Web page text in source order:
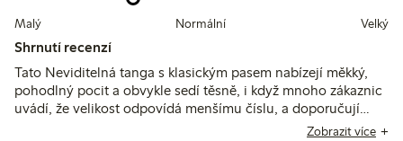
Malý Normální Velký
Shrnutí recenzí
Tato Neviditelná tanga s klasickým pasem nabízejí měkký,
pohodlný pocit a obvykle sedí těsně, i když mnoho zákaznic
uvádí, že velikost odpovídá menšímu číslu, a doporučují
zvolit větší velikost. Některé si stěžují na viditelné švy nebo
Zobrazit více